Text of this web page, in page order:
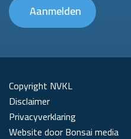
Aanmelden
Copyright NVKL
Disclaimer
Privacyverklaring
Website door Bonsai media